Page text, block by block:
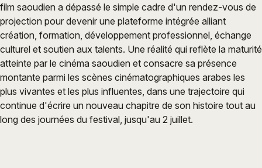
film saoudien a dépassé le simple cadre d'un rendez-vous de
projection pour devenir une plateforme intégrée alliant
création, formation, développement professionnel, échange
culturel et soutien aux talents. Une réalité qui reflète la maturité
atteinte par le cinéma saoudien et consacre sa présence
montante parmi les scènes cinématographiques arabes les
plus vivantes et les plus influentes, dans une trajectoire qui
continue d'écrire un nouveau chapitre de son histoire tout au
long des journées du festival, jusqu'au 2 juillet.